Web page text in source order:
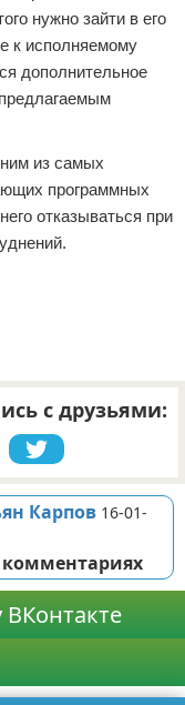
нужно зайти в его
к исполняемому
дополнительное
из самых
программных
отказываться при
с друзьями:
Карпов 16-01-